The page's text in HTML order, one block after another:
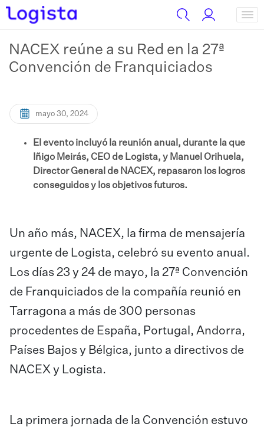
NACEX reúne a su Red en la 27ª
Convención de Franquiciados
mayo 30, 2024
El evento incluyó la reunión anual, durante la que
Iñigo Meirás, CEO de Logista, y Manuel Orihuela,
Director General de NACEX, repasaron los logros
conseguidos y los objetivos futuros.
Un año más, NACEX, la firma de mensajería
urgente de Logista, celebró su evento anual.
Los días 23 y 24 de mayo, la 27ª Convención
de Franquiciados de la compañía reunió en
Tarragona a más de 300 personas
procedentes de España, Portugal, Andorra,
Países Bajos y Bélgica, junto a directivos de
NACEX y Logista.
La primera jornada de la Convención estuvo